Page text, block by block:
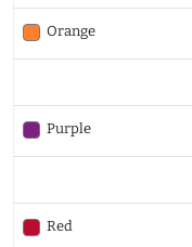
Orange
Purple
Red